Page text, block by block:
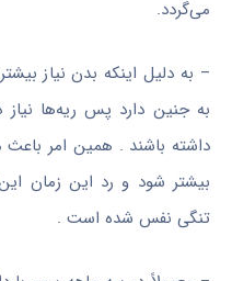
می‌گردد.
– به دلیل اینکه بدن نیاز
به جنین دارد پس ریه‌ها نیاز
داشته باشند . همین امر
بیشتر شود و رد این زمان
تنگی نفس شده است .